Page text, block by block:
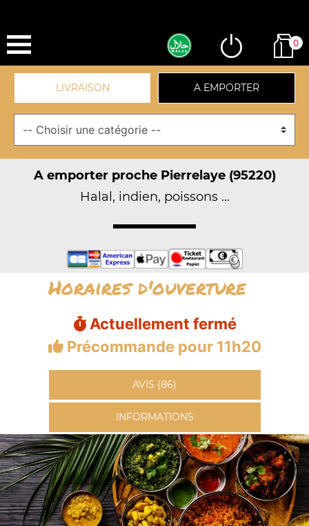
0
LIVRAISON A EMPORTER
A emporter proche Pierrelaye (95220)
Halal, indien, poissons ...
Horaires d'ouverture
Actuellement fermé
Précommande pour 11h20
AVIS (86)
INFORMATIONS